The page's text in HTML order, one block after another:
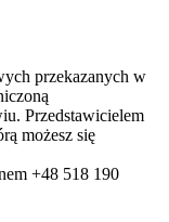
przekazanych w
Przedstawicielem
możesz się
+48 518 190